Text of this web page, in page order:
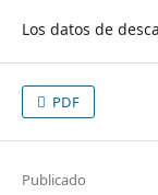
Los datos de
PDF
Publicado